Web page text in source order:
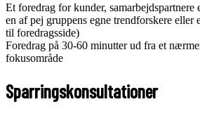
Et foredrag for kunder, samarbejdspartnere
en af pej gruppens egne trendforskere
til foredragsside)
Foredrag på 30-60 minutter ud fra et
fokusområde
Sparringskonsultationer